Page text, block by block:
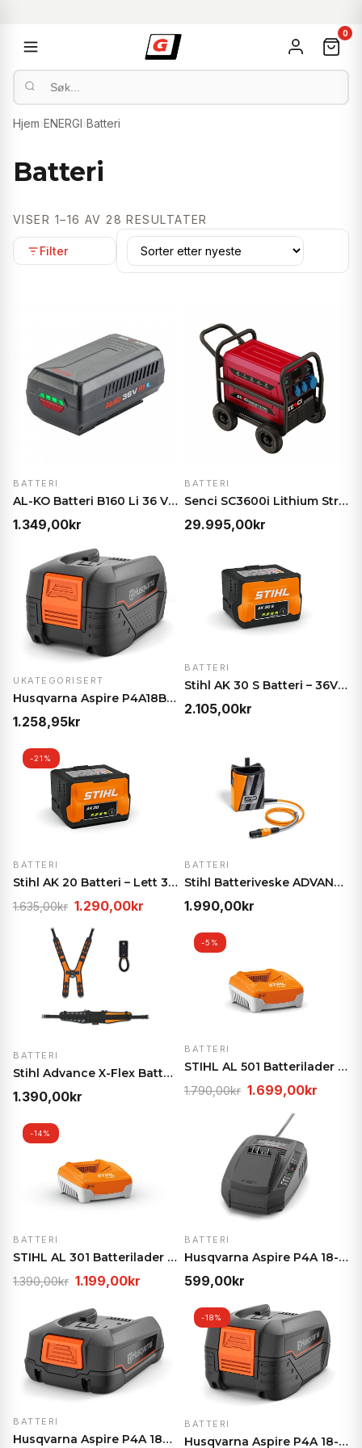
0
Hjem›ENERGI›Batteri
Batteri
Filter
VISER 1–16 AV 28 RESULTATER
ETTER
NYESTE
BATTERI
AL-KO Batteri B160 Li 36 V / 4,0 Ah
1.349,00kr
BATTERI
Senci SC3600i Lithium Strømaggregat – 3600W, 3840…
29.995,00kr
UKATEGORISERT
Husqvarna Aspire P4A18B72 Batteri – 18V 4.0Ah
1.258,95kr
BATTERI
Stihl AK 30 S Batteri – 36V / 180Wh litiumion
2.105,00kr
-21%
BATTERI
Stihl AK 20 Batteri – Lett 36V lithium-ion, 144 Wh
1.635,00kr Opprinnelig
pris
var:
1.635,00kr.
1.290,00kr Nåværende
BATTERI
Stihl Batteriveske ADVANCE X-Flex – Med tilkobling…
1.990,00kr
BATTERI
Stihl Advance X-Flex Batteribelte-sett – Ergonomis…
1.390,00kr
-5%
BATTERI
STIHL AL 501 Batterilader – 12 A hurtiglading
1.790,00kr Opprinnelig
1.790,00kr.
1.699,00kr
-14%
BATTERI
STIHL AL 301 Batterilader – Rask lading med aktiv…
1.390,00kr Opprinnelig
var:
1.390,00kr.
1.199,00kr Nåværende
er:
1.199,00kr.
BATTERI
Husqvarna Aspire P4A 18-C70 Lader – Hurtiglader fo…
599,00kr
BATTERI
Husqvarna Aspire P4A 18V 2,5Ah Batteri – Li-Ion, P…
-18%
BATTERI
Husqvarna Aspire P4A 18-B72 Batteri – 18V 4,0Ah Li…